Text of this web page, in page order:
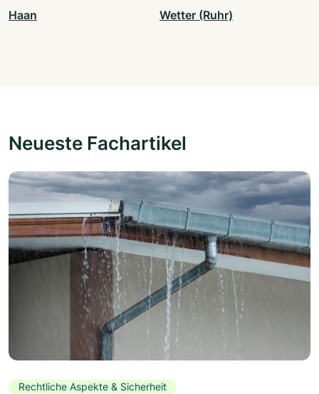
Haan Wetter (Ruhr)
Neueste Fachartikel
Rechtliche Aspekte & Sicherheit